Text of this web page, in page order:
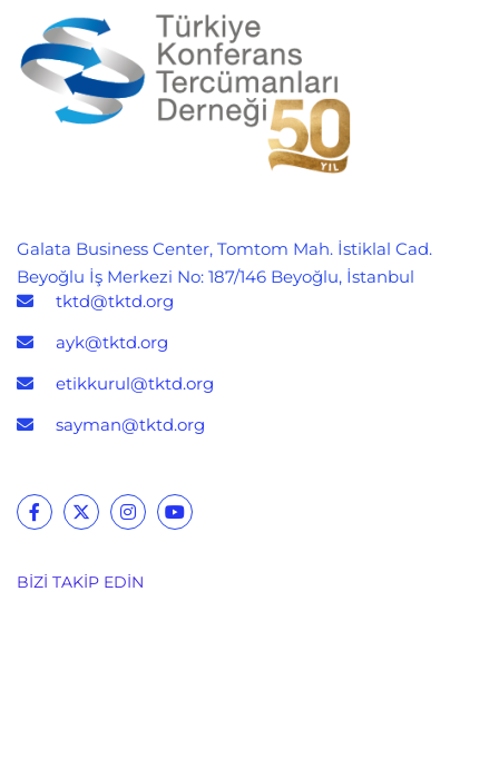
Galata Business Center, Tomtom Mah. İstiklal Cad.
Beyoğlu İş Merkezi No: 187/146 Beyoğlu, İstanbul
tktd@tktd.org
ayk@tktd.org
etikkurul@tktd.org
sayman@tktd.org
BIZI TAKIP EDIN